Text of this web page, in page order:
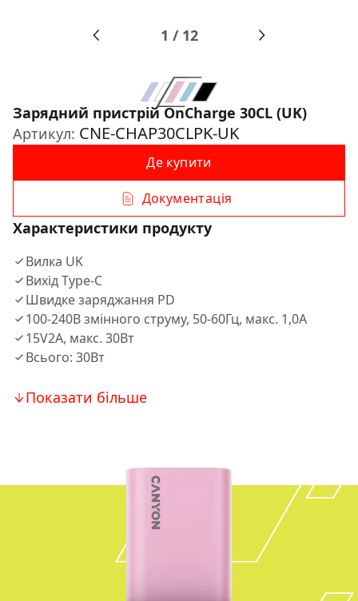
1 / 12
Зарядний пристрій OnCharge 30CL (UK)
Артикул: CNE-CHAP30CLPK-UK
Де купити
Документація
Характеристики продукту
Вилка UK
Вихід Type-C
Швидке заряджання PD
100-240В змінного струму, 50-60Гц, макс. 1,0А
15V2A, макс. 30Вт
Всього: 30Вт
Показати більше